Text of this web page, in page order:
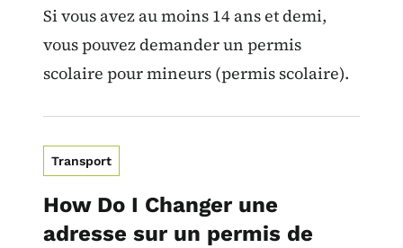
Si vous avez au moins 14 ans et demi,
vous pouvez demander un permis
scolaire pour mineurs (permis scolaire).
Transport
How Do I Changer une
adresse sur un permis de